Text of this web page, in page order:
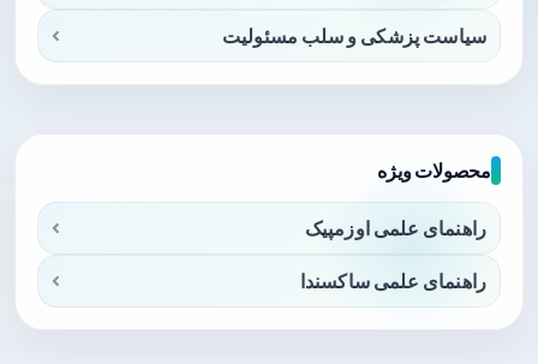
سیاست پزشکی و سلب مسئولیت
محصولات ویژه
راهنمای علمی اوزمپیک
راهنمای علمی ساکسندا